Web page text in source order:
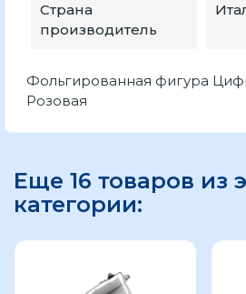
Страна
производитель
Фольгированная фигура
Розовая
Еще 16 товаров из
категории: